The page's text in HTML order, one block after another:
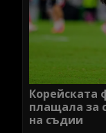
Корейската
плащала за
на съдии